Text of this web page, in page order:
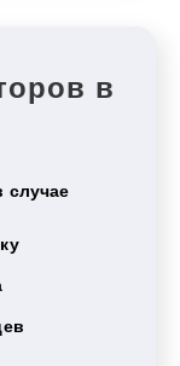
в
случае